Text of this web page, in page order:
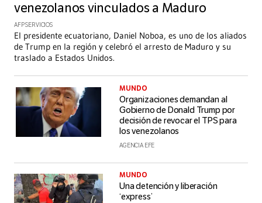
venezolanos vinculados a Maduro
AFP SERVICIOS
El presidente ecuatoriano, Daniel Noboa, es uno de los aliados
de Trump en la región y celebró el arresto de Maduro y su
traslado a Estados Unidos.
MUNDO
Organizaciones demandan al
Gobierno de Donald Trump por
decisión de revocar el TPS para
los venezolanos
AGENCIA EFE
MUNDO
Una detención y liberación
‘express’